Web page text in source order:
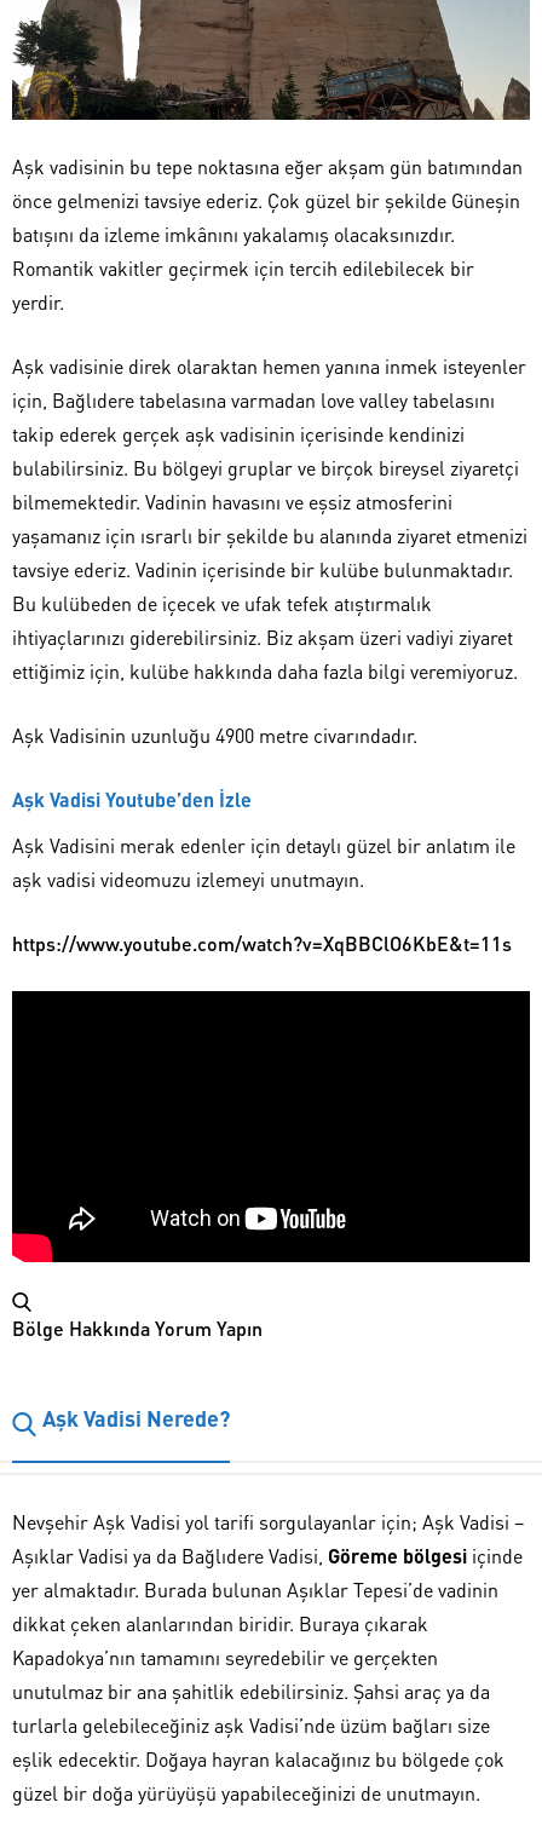
Aşk vadisinin bu tepe noktasına eğer akşam gün batımından
önce gelmenizi tavsiye ederiz. Çok güzel bir şekilde Güneşin
batışını da izleme imkânını yakalamış olacaksınızdır.
Romantik vakitler geçirmek için tercih edilebilecek bir
yerdir.
Aşk vadisinie direk olaraktan hemen yanına inmek isteyenler
için, Bağlıdere tabelasına varmadan love valley tabelasını
takip ederek gerçek aşk vadisinin içerisinde kendinizi
bulabilirsiniz. Bu bölgeyi gruplar ve birçok bireysel ziyaretçi
bilmemektedir. Vadinin havasını ve eşsiz atmosferini
yaşamanız için ısrarlı bir şekilde bu alanında ziyaret etmenizi
tavsiye ederiz. Vadinin içerisinde bir kulübe bulunmaktadır.
Bu kulübeden de içecek ve ufak tefek atıştırmalık
ihtiyaçlarınızı giderebilirsiniz. Biz akşam üzeri vadiyi ziyaret
ettiğimiz için, kulübe hakkında daha fazla bilgi veremiyoruz.
Aşk Vadisinin uzunluğu 4900 metre civarındadır.
Aşk Vadisi Youtube’den İzle
Aşk Vadisini merak edenler için detaylı güzel bir anlatım ile
aşk vadisi videomuzu izlemeyi unutmayın.
https://www.youtube.com/watch?v=XqBBClO6KbE&t=11s
Bölge Hakkında Yorum Yapın
Aşk Vadisi Nerede?
Nevşehir Aşk Vadisi yol tarifi sorgulayanlar için; Aşk Vadisi –
Aşıklar Vadisi ya da Bağlıdere Vadisi, Göreme bölgesi içinde
yer almaktadır. Burada bulunan Aşıklar Tepesi’de vadinin
dikkat çeken alanlarından biridir. Buraya çıkarak
Kapadokya’nın tamamını seyredebilir ve gerçekten
unutulmaz bir ana şahitlik edebilirsiniz. Şahsi araç ya da
turlarla gelebileceğiniz aşk Vadisi’nde üzüm bağları size
eşlik edecektir. Doğaya hayran kalacağınız bu bölgede çok
güzel bir doğa yürüyüşü yapabileceğinizi de unutmayın.